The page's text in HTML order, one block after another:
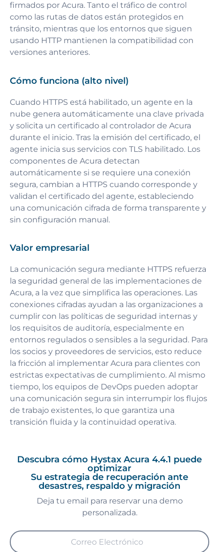
firmados por Acura. Tanto el tráfico de control
como las rutas de datos están protegidos en
tránsito, mientras que los entornos que siguen
usando HTTP mantienen la compatibilidad con
versiones anteriores.
Cómo funciona (alto nivel)
Cuando HTTPS está habilitado, un agente en la
nube genera automáticamente una clave privada
y solicita un certificado al controlador de Acura
durante el inicio. Tras la emisión del certificado, el
agente inicia sus servicios con TLS habilitado. Los
componentes de Acura detectan
automáticamente si se requiere una conexión
segura, cambian a HTTPS cuando corresponde y
validan el certificado del agente, estableciendo
una comunicación cifrada de forma transparente y
sin configuración manual.
Valor empresarial
La comunicación segura mediante HTTPS refuerza
la seguridad general de las implementaciones de
Acura, a la vez que simplifica las operaciones. Las
conexiones cifradas ayudan a las organizaciones a
cumplir con las políticas de seguridad internas y
los requisitos de auditoría, especialmente en
entornos regulados o sensibles a la seguridad. Para
los socios y proveedores de servicios, esto reduce
la fricción al implementar Acura para clientes con
estrictas expectativas de cumplimiento. Al mismo
tiempo, los equipos de DevOps pueden adoptar
una comunicación segura sin interrumpir los flujos
de trabajo existentes, lo que garantiza una
transición fluida y la continuidad operativa.
Descubra cómo Hystax Acura 4.4.1 puede
optimizar
Su estrategia de recuperación ante
desastres, respaldo y migración
Deja tu email para reservar una demo
personalizada.